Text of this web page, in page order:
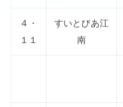
４・
１１
すいとぴあ江
南